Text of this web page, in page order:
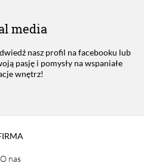
media
nasz profil na facebooku lub
pasję i pomysły na wspaniałe
wnętrz!
O nas